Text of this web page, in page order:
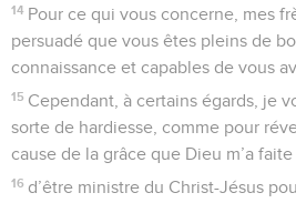
14 Pour ce qui vous concerne, mes
persuadé que vous êtes pleins de
connaissance et capables de vous
15 Cependant, à certains égards, je
sorte de hardiesse, comme pour
cause de la grâce que Dieu m’a faite
16 d’être ministre du Christ-Jésus